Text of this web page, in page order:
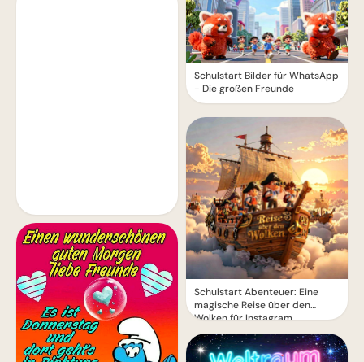
Schulstart Bilder für WhatsApp
- Die großen Freunde
Schulstart Abenteuer: Eine
magische Reise über den
Wolken für Instagram